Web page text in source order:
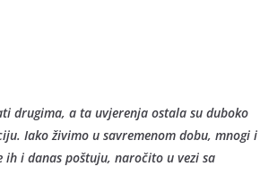
drugima, a ta uvjerenja ostala su duboko
Iako živimo u savremenom dobu, mnogi i
i danas poštuju, naročito u vezi sa